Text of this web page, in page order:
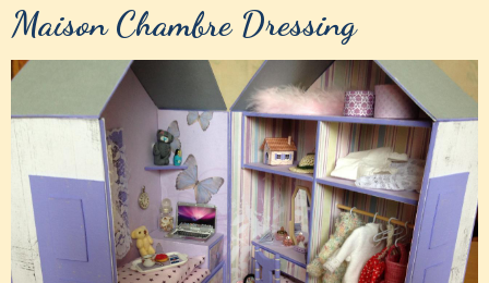
Maison Chambre Dressing